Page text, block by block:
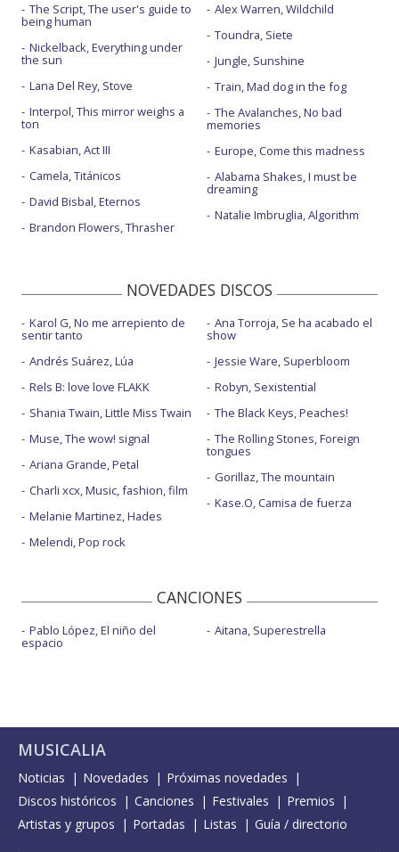
The Script, The user's guide to
being human
Nickelback, Everything under
the sun
Lana Del Rey, Stove
Interpol, This mirror weighs a
ton
Kasabian, Act III
Camela, Titánicos
David Bisbal, Eternos
Brandon Flowers, Thrasher
Alex Warren, Wildchild
Toundra, Siete
Jungle, Sunshine
Train, Mad dog in the fog
The Avalanches, No bad
memories
Europe, Come this madness
Alabama Shakes, I must be
dreaming
Natalie Imbruglia, Algorithm
NOVEDADES DISCOS
Karol G, No me arrepiento de
sentir tanto
Andrés Suárez, Lúa
Rels B: love love FLAKK
Shania Twain, Little Miss Twain
Muse, The wow! signal
Ariana Grande, Petal
Charli xcx, Music, fashion, film
Melanie Martinez, Hades
Melendi, Pop rock
Ana Torroja, Se ha acabado el
show
Jessie Ware, Superbloom
Robyn, Sexistential
The Black Keys, Peaches!
The Rolling Stones, Foreign
tongues
Gorillaz, The mountain
Kase.O, Camisa de fuerza
CANCIONES
Pablo López, El niño del
espacio
Aitana, Superestrella
MUSICALIA
Noticias Novedades
Próximas novedades
Discos históricos
Canciones Festivales
Premios
Artistas y grupos
Portadas Listas Guía / directorio